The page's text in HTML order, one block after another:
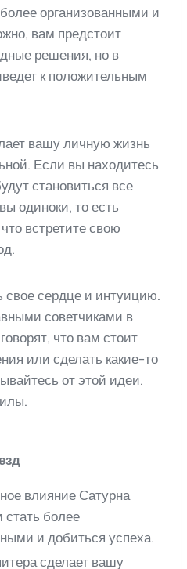
организованными и
вам предстоит
решения, но в
к положительным
вашу личную жизнь
Если вы находитесь
становиться все
одиноки, то есть
встретите свою
сердце и интуицию.
советчиками в
что вам стоит
или сделать какие-то
от этой идеи.
влияние Сатурна
стать более
и добиться успеха.
сделает вашу